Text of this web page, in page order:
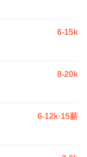
6-15k
8-20k
6-12k·15薪